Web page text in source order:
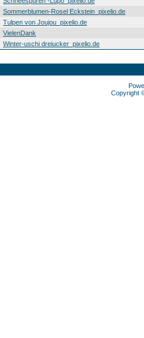
Sommerblumen-Rosel Eckstein_pixelio.de
Tulpen von Joujou_pixelio.de
VielenDank
Winter-uschi dreiucker_pixelio.de
Copyright